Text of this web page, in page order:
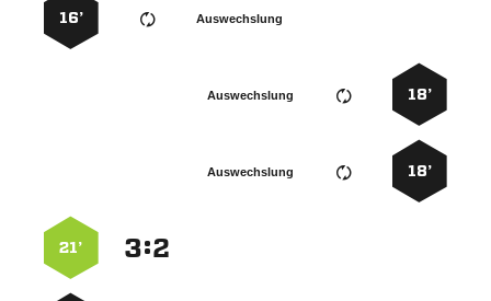
Auswechslung
16’
18’
Auswechslung
18’
Auswechslung
:
21’